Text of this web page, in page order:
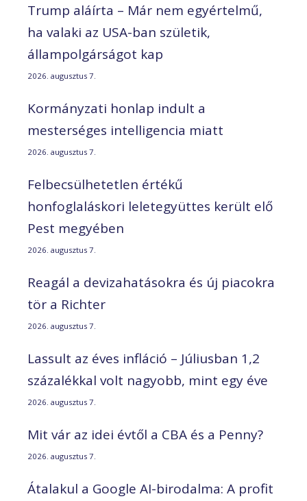
Trump aláírta – Már nem egyértelmű,
ha valaki az USA-ban születik,
állampolgárságot kap
2026. augusztus 7.
Kormányzati honlap indult a
mesterséges intelligencia miatt
2026. augusztus 7.
Felbecsülhetetlen értékű
honfoglaláskori leletegyüttes került elő
Pest megyében
2026. augusztus 7.
Reagál a devizahatásokra és új piacokra
tör a Richter
2026. augusztus 7.
Lassult az éves infláció – Júliusban 1,2
százalékkal volt nagyobb, mint egy éve
2026. augusztus 7.
Mit vár az idei évtől a CBA és a Penny?
2026. augusztus 7.
Átalakul a Google AI-birodalma: A profit